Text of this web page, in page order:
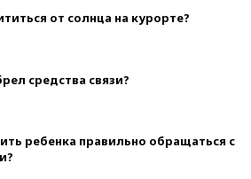
от солнца на курорте?
средства связи?
ребенка правильно обращаться с